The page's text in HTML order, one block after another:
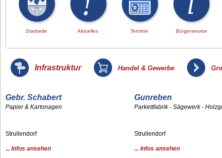
Startseite Aktuelles Termine Bürgerservice
Infrastruktur Handel & Gewerbe
Gebr. Schabert
Papier & Kartonagen
Strullendorf
... Infos ansehen
Gunreben
Parkettfabrik - Sägewerk -
Strullendorf
... Infos ansehen